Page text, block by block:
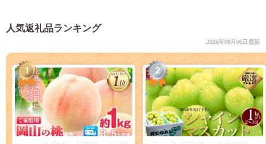
人気返礼品ランキング
2026年08月06日最新
1 2